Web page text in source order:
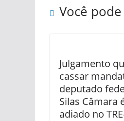
Você
Julgamento
cassar
deputado
Silas Câmara
adiado no